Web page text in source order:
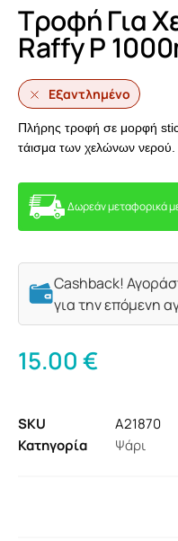
Τροφή Για
Raffy P
Εξαντλημένο
Πλήρης τροφή σε μορφή
τάισμα των χελώνων νερού.
Δωρεάν μεταφορικά
Cashback!
για την επόμενη
15.00€
SKU
A21870
Κατηγορία
Ψάρι